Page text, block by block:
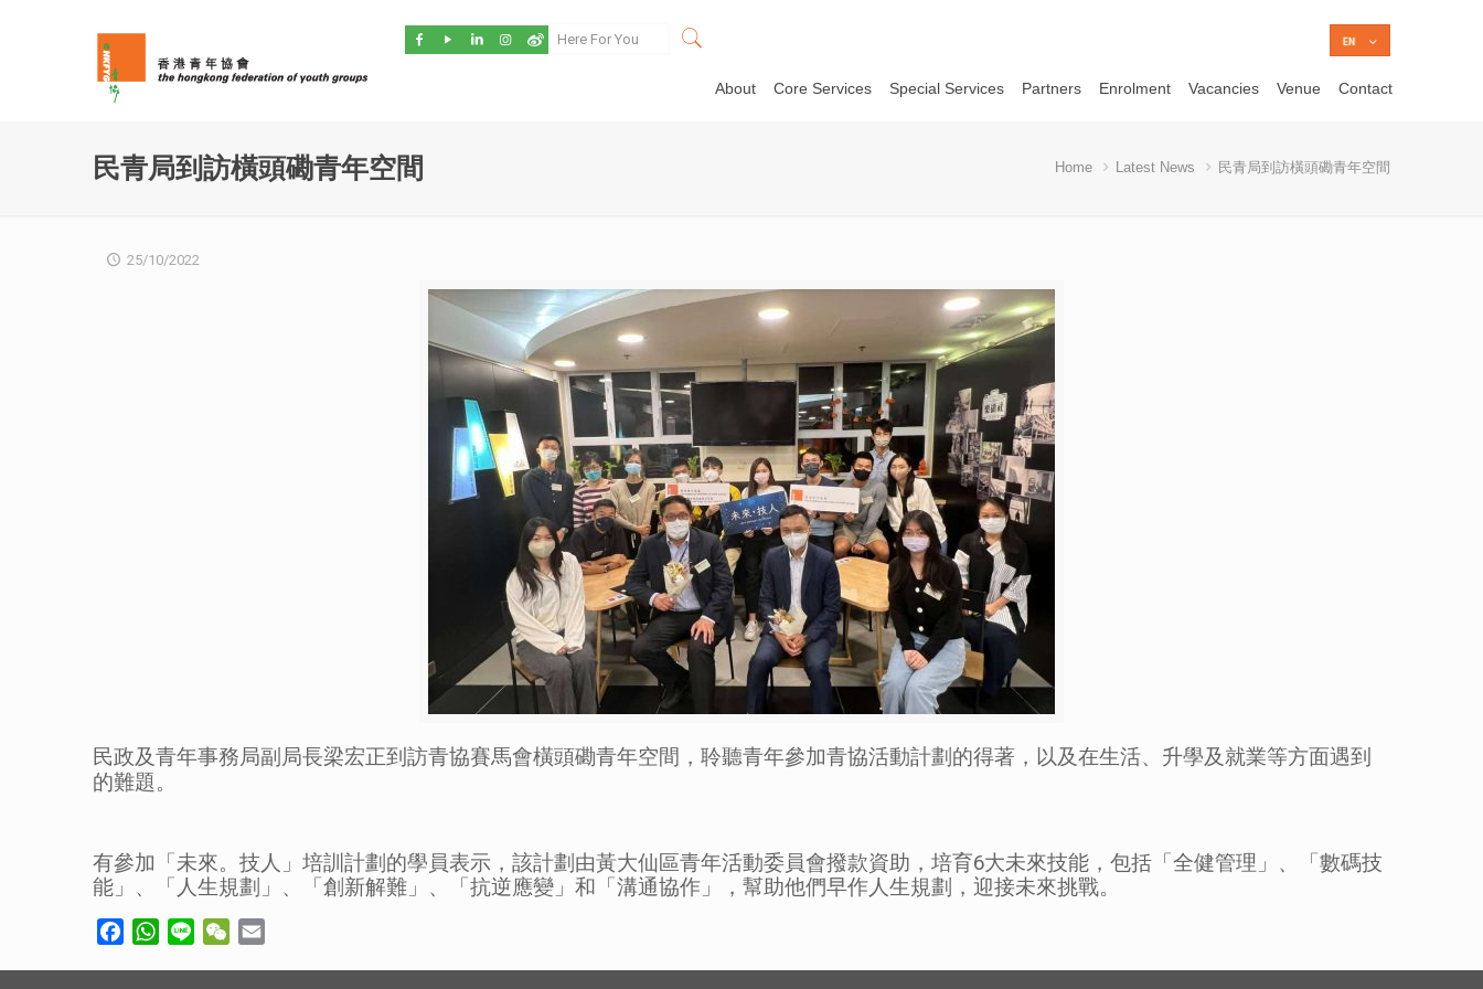
About Core Services Special Services Partners Enrolment Vacancies Venue Contact
民青局到訪橫頭磡青年空間 Home Latest News 民青局到訪橫頭磡青年空間
25/10/2022
民政及青年事務局副局長梁宏正到訪青協賽馬會橫頭磡青年空間，聆聽青年參加青協活動計劃的得著，以及在生活、升學及就業等方面遇到
的難題。
有參加「未來。技人」培訓計劃的學員表示，該計劃由黃大仙區青年活動委員會撥款資助，培育6大未來技能，包括「全健管理」、「數碼技
能」、「人生規劃」、「創新解難」、「抗逆應變」和「溝通協作」，幫助他們早作人生規劃，迎接未來挑戰。
FacebookWhatsApp
Line WeChat